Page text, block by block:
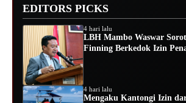
EDITORS PICKS
4 hari lalu
LBH Mambo Waswar
Finning Berkedok Izin
4 hari lalu
Mengaku Kantongi Izin